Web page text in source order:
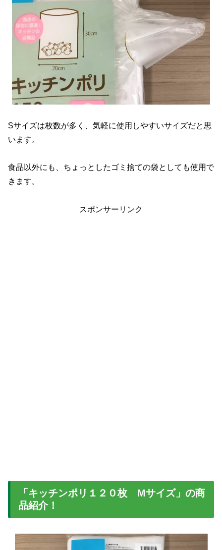
Sサイズは枚数が多く、気軽に使用しやすいサイズだと思
います。
食品以外にも、ちょっとしたゴミ捨ての袋としても使用で
きます。
スポンサーリンク
「キッチンポリ１２０枚 Mサイズ」の商
品紹介！